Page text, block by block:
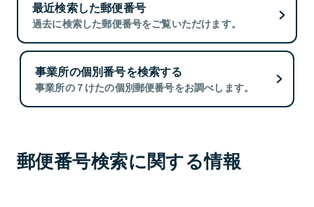
最近検索した郵便番号
過去に検索した郵便番号をご覧いただけます。
事業所の個別番号を検索する
事業所の７けたの個別郵便番号をお調べします。
郵便番号検索に関する情報